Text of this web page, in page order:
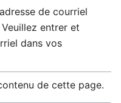
de courriel
entrer et
dans vos
de cette page.